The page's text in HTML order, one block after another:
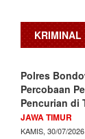
KRIMINAL
Polres
Percobaan
Pencurian di
JAWA TIMUR
KAMIS, 30/07/